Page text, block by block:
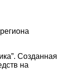
Созданная
на